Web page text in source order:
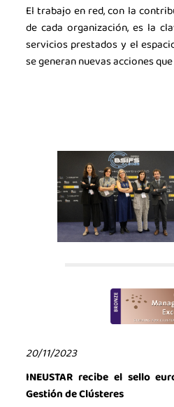
La industria de
La
Talento
Únete
El trabajo en red, con la
de cada organización, es la
servicios prestados y el
se generan nuevas acciones
20/11/2023
INEUSTAR recibe el sello
Gestión de Clústeres